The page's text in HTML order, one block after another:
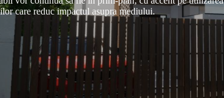
care reduc impactul asupra mediului.